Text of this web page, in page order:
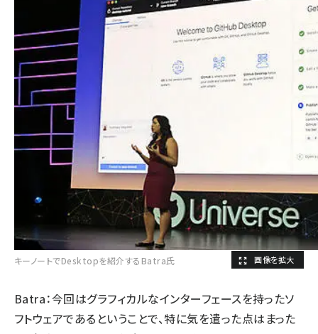
キーノートでDesktopを紹介するBatra氏
Batra：今回はグラフィカルなインターフェースを持ったソ
フトウェアであるということで、特に気を遣った点はまった